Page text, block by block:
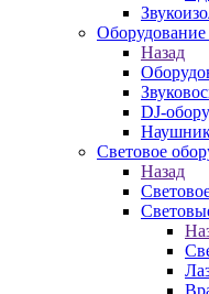
Назад
DJ-
Световое
Назад